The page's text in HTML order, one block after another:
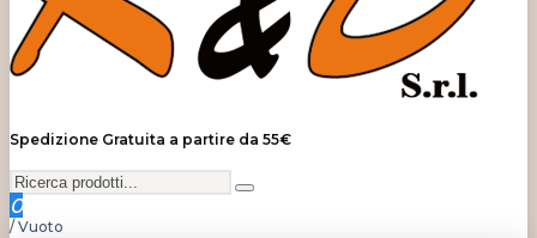
Spedizione Gratuita a partire da 55€
0
/ Vuoto